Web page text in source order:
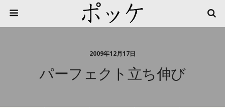
2009年12月17日
パーフェクト立ち伸び